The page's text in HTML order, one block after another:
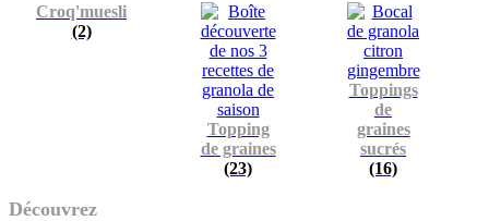
Croq'muesli
(2)
Topping
de graines
(23)
Toppings
de
graines
sucrés
(16)
Découvrez